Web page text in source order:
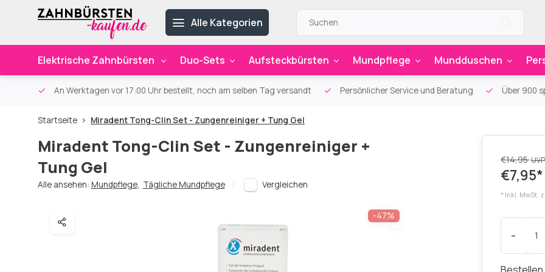
Alle Kategorien
Elektrische Zahnbürsten Duo-Sets Aufsteckbürsten Mundpflege Mundduschen
An Werktagen vor 17:00 Uhr bestellt, noch am selben Tag versandt Persönlicher Service und Beratung Über 900
Startseite Miradent Tong-Clin Set - Zungenreiniger + Tung Gel
Miradent Tong-Clin Set - Zungenreiniger +
Tung Gel
Alle ansehen: Mundpflege, Tägliche Mundpflege Vergleichen
-47%
€14,95UVP
€7,95*
* Inkl. MwSt.
-